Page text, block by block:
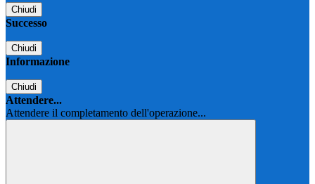
Chiudi
Successo
Chiudi
Informazione
Chiudi
Attendere...
Attendere il completamento dell'operazione...